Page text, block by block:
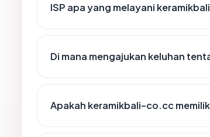
ISP apa yang melayani
Di mana mengajukan keluhan
Apakah keramikbali-co.cc